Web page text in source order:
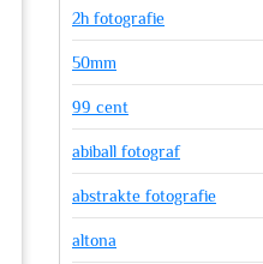
2h fotografie
50mm
99 cent
abiball fotograf
abstrakte fotografie
altona